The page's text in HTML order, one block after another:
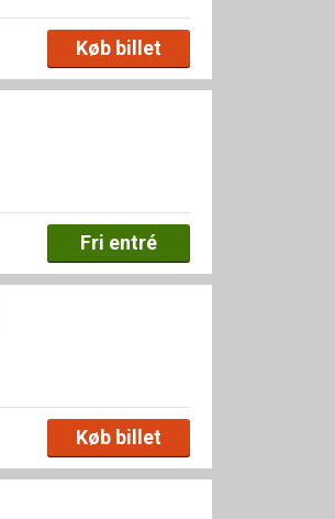
Køb billet
Fri entré
Køb billet